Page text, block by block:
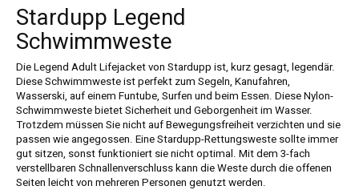
Stardupp Legend
Schwimmweste
Die Legend Adult Lifejacket von Stardupp ist, kurz gesagt, legendär.
Diese Schwimmweste ist perfekt zum Segeln, Kanufahren,
Wasserski, auf einem Funtube, Surfen und beim Essen. Diese Nylon-
Schwimmweste bietet Sicherheit und Geborgenheit im Wasser.
Trotzdem müssen Sie nicht auf Bewegungsfreiheit verzichten und sie
passen wie angegossen. Eine Stardupp-Rettungsweste sollte immer
gut sitzen, sonst funktioniert sie nicht optimal. Mit dem 3-fach
verstellbaren Schnallenverschluss kann die Weste durch die offenen
Seiten leicht von mehreren Personen genutzt werden.